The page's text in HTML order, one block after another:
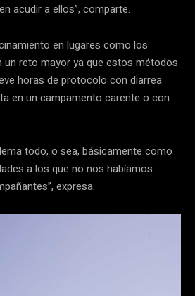
acudir a ellos”, comparte.
en lugares como los
reto mayor ya que estos métodos
horas de protocolo con diarrea
en un campamento carente o con
todo, o sea, básicamente como
a los que no nos habíamos
expresa.